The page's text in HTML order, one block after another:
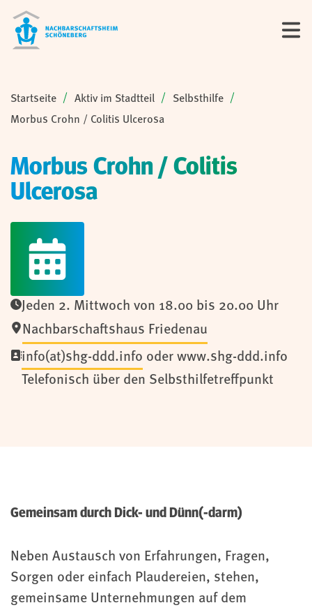
Sie sind hier:
Startseite Aktiv im Stadtteil
Selbsthilfe
Morbus Crohn / Colitis Ulcerosa
Morbus Crohn / Colitis
Ulcerosa
Jeden 2. Mittwoch von 18.00 bis 20.00 Uhr
Nachbarschaftshaus Friedenau
info(at)shg-ddd.info oder www.shg-ddd.info
Telefonisch über den Selbsthilfetreffpunkt
Gemeinsam durch Dick- und Dünn(-darm)
Neben Austausch von Erfahrungen, Fragen,
Sorgen oder einfach Plaudereien, stehen,
gemeinsame Unternehmungen auf dem